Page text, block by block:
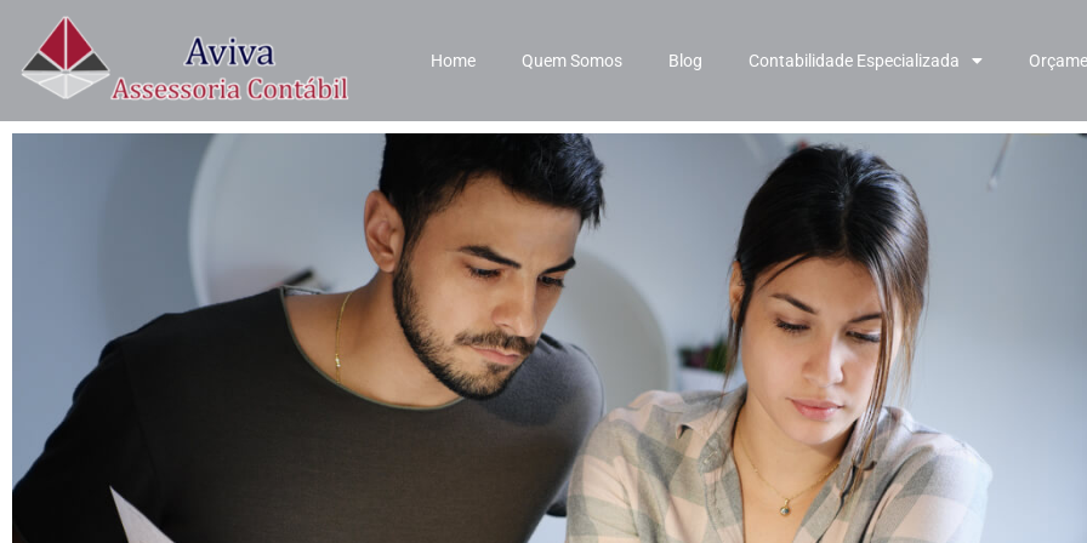
Home Quem Somos Blog Contabilidade Especializada